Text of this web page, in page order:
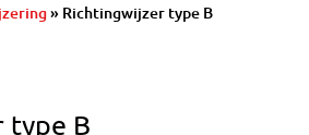
» Richtingwijzer type B
type B